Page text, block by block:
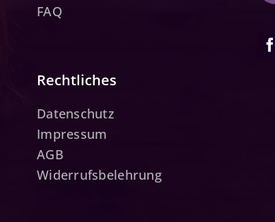
FAQ
Rechtliches
Datenschutz
Impressum
AGB
Widerrufsbelehrung